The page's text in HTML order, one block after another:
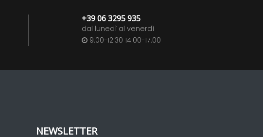
+39 06 3295 935
dal lunedì al venerdì
9:00-12:30 14:00-17:00
NEWSLETTER